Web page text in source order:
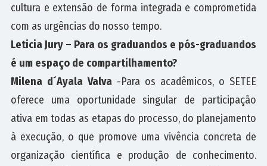
cultura e extensão de forma integrada e comprometida
com as urgências do nosso tempo.
Leticia Jury – Para os graduandos e pós-graduandos
é um espaço de compartilhamento?
Milena d´Ayala Valva -Para os acadêmicos, o SETEE
oferece uma oportunidade singular de participação
ativa em todas as etapas do processo, do planejamento
à execução, o que promove uma vivência concreta de
organização científica e produção de conhecimento.